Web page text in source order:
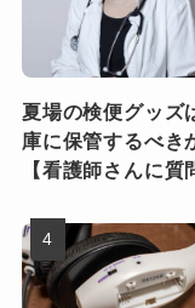
夏場の検便グッズ
庫に保管するべき
【看護師さんに質